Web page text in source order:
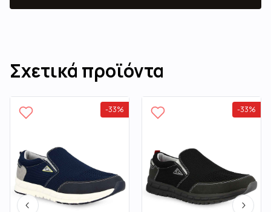
Σχετικά προϊόντα
-33% -33%